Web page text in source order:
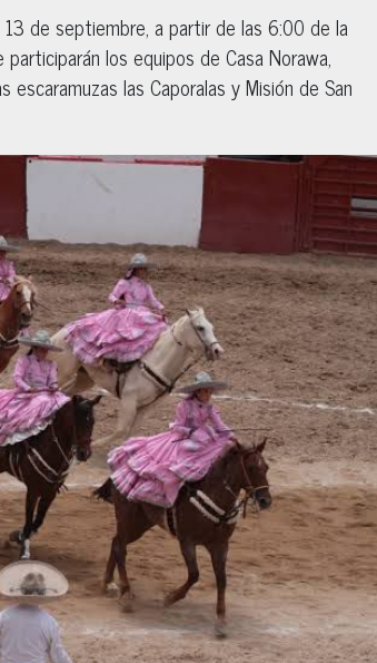
de septiembre, a partir de las 6:00 de la
los equipos de Casa Norawa,
escaramuzas las Caporalas y Misión de San